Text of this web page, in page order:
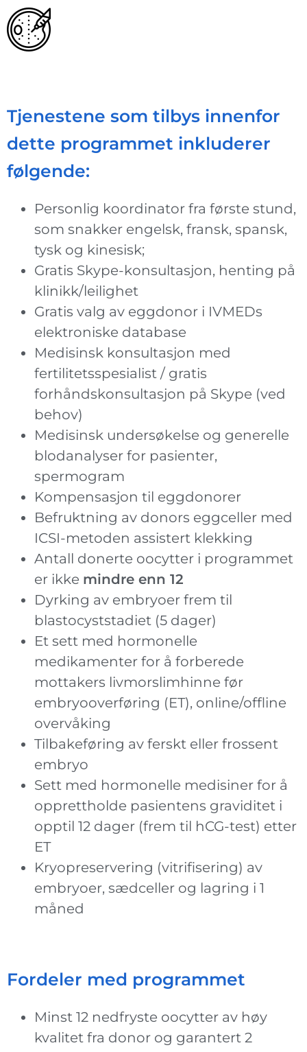
Tjenestene som tilbys innenfor
dette programmet inkluderer
følgende:
Personlig koordinator fra første stund,
som snakker engelsk, fransk, spansk,
tysk og kinesisk;
Gratis Skype-konsultasjon, henting på
klinikk/leilighet
Gratis valg av eggdonor i IVMEDs
elektroniske database
Medisinsk konsultasjon med
fertilitetsspesialist / gratis
forhåndskonsultasjon på Skype (ved
behov)
Medisinsk undersøkelse og generelle
blodanalyser for pasienter,
spermogram
Kompensasjon til eggdonorer
Befruktning av donors eggceller med
ICSI-metoden assistert klekking
Antall donerte oocytter i programmet
er ikke mindre enn 12
Dyrking av embryoer frem til
blastocyststadiet (5 dager)
Et sett med hormonelle
medikamenter for å forberede
mottakers livmorslimhinne før
embryooverføring (ET), online/offline
overvåking
Tilbakeføring av ferskt eller frossent
embryo
Sett med hormonelle medisiner for å
opprettholde pasientens graviditet i
opptil 12 dager (frem til hCG-test) etter
ET
Kryopreservering (vitrifisering) av
embryoer, sædceller og lagring i 1
måned
Fordeler med programmet
Minst 12 nedfryste oocytter av høy
kvalitet fra donor og garantert 2